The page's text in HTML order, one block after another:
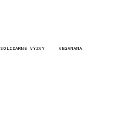
SOLIDÁRNE VÝZVY VEGANANA